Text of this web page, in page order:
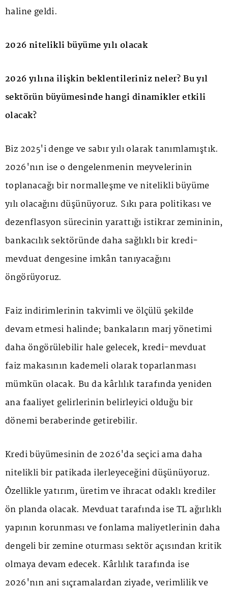
haline geldi.
2026 nitelikli büyüme yılı olacak
2026 yılına ilişkin beklentileriniz neler? Bu yıl
sektörün büyümesinde hangi dinamikler etkili
olacak?
Biz 2025'i denge ve sabır yılı olarak tanımlamıştık.
2026'nın ise o dengelenmenin meyvelerinin
toplanacağı bir normalleşme ve nitelikli büyüme
yılı olacağını düşünüyoruz. Sıkı para politikası ve
dezenflasyon sürecinin yarattığı istikrar zemininin,
bankacılık sektöründe daha sağlıklı bir kredi-
mevduat dengesine imkân tanıyacağını
öngörüyoruz.
Faiz indirimlerinin takvimli ve ölçülü şekilde
devam etmesi halinde; bankaların marj yönetimi
daha öngörülebilir hale gelecek, kredi-mevduat
faiz makasının kademeli olarak toparlanması
mümkün olacak. Bu da kârlılık tarafında yeniden
ana faaliyet gelirlerinin belirleyici olduğu bir
dönemi beraberinde getirebilir.
Kredi büyümesinin de 2026'da seçici ama daha
nitelikli bir patikada ilerleyeceğini düşünüyoruz.
Özellikle yatırım, üretim ve ihracat odaklı krediler
ön planda olacak. Mevduat tarafında ise TL ağırlıklı
yapının korunması ve fonlama maliyetlerinin daha
dengeli bir zemine oturması sektör açısından kritik
olmaya devam edecek. Kârlılık tarafında ise
2026'nın ani sıçramalardan ziyade, verimlilik ve